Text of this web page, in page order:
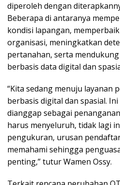
diperoleh dengan
Beberapa di antaranya
kondisi lapangan,
organisasi, meningkatkan
pertanahan, serta
berbasis data digital dan
“Kita sedang menuju layanan
berbasis digital dan spasial.
dianggap sebagai
harus menyeluruh, tidak lagi
pengukuran, urusan
memahami sehingga
penting,” tutur Wamen Ossy.